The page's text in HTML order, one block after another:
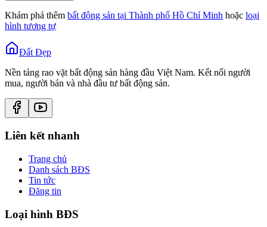
Khám phá thêm bất động sản tại Thành phố Hồ Chí Minh hoặc loại
hình tương tự
Đất Đẹp
Nền tảng rao vặt bất động sản hàng đầu Việt Nam. Kết nối người
mua, người bán và nhà đầu tư bất động sản.
Liên kết nhanh
Trang chủ
Danh sách BĐS
Tin tức
Đăng tin
Loại hình BĐS